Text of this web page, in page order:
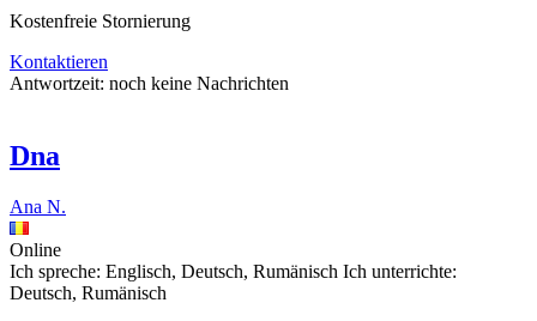
Kostenfreie Stornierung
Kontaktieren
Antwortzeit: noch keine Nachrichten
Dna
Ana N.
Online
Ich spreche: Englisch, Deutsch, Rumänisch Ich unterrichte:
Deutsch, Rumänisch